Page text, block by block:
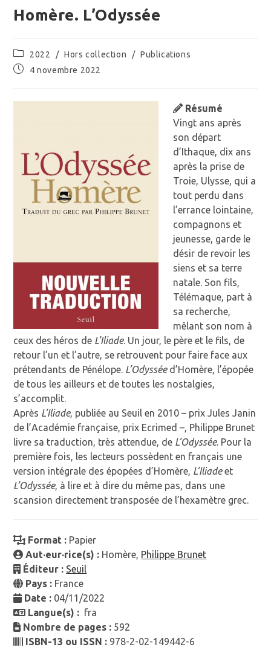
Homère. L’Odyssée
Post
category:
2022 / Hors collection / Publications
Publication
4 novembre 2022
Résumé
Vingt ans après
son départ
d’Ithaque, dix ans
après la prise de
Troie, Ulysse, qui a
tout perdu dans
l’errance lointaine,
compagnons et
jeunesse, garde le
désir de revoir les
siens et sa terre
natale. Son fils,
Télémaque, part à
sa recherche,
mêlant son nom à
ceux des héros de L’Iliade. Un jour, le père et le fils, de
retour l’un et l’autre, se retrouvent pour faire face aux
prétendants de Pénélope. L’Odysséed’Homère, l’épopée
de tous les ailleurs et de toutes les nostalgies,
s’accomplit.
Après L’Iliade, publiée au Seuil en 2010 – prix Jules Janin
de l’Académie française, prix Ecrimed –, Philippe Brunet
livre sa traduction, très attendue, de L’Odyssée. Pour la
première fois, les lecteurs possèdent en français une
version intégrale des épopées d’Homère, L’Iliadeet
L’Odyssée, à lire et à dire du même pas, dans une
scansion directement transposée de l’hexamètre grec.
Format : Papier
Aut·eur·rice(s) : Homère, Philippe Brunet
Éditeur : Seuil
Pays : France
Date : 04/11/2022
Langue(s) : fra
Nombre de pages : 592
ISBN-13 ou ISSN : 978-2-02-149442-6